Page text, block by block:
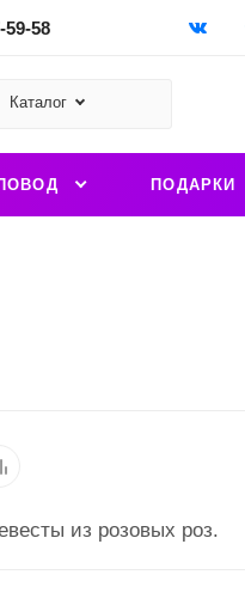
59-58
Каталог
ПОДАРКИ
из розовых роз.